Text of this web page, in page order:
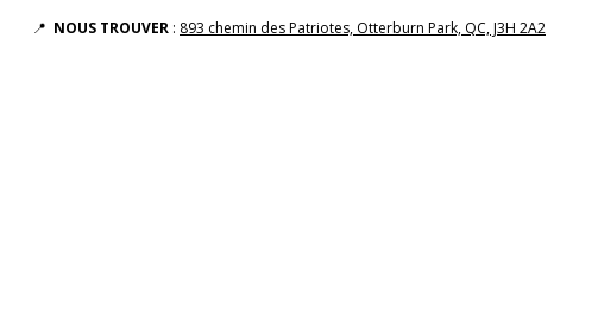
📍 NOUS TROUVER : 893 chemin des Patriotes, Otterburn Park, QC, J3H 2A2